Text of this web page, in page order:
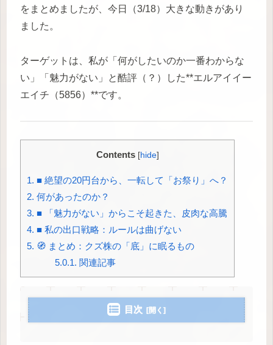
をまとめましたが、今日（3/18）大きな動きがあり
ました。
ターゲットは、私が「何がしたいのか一番わからな
い」「魅力がない」と酷評（？）した**エルアイイー
エイチ（5856）**です。
Contents [hide]
1. ■ 絶望の20円台から、一転して「お祭り」へ？
2. 何があったのか？
3. ■ 「魅力がない」からこそ起きた、皮肉な高騰
4. ■ 私の出口戦略：ルールは曲げない
5. 🧭 まとめ：クズ株の「底」に眠るもの
5.0.1. 関連記事
目次